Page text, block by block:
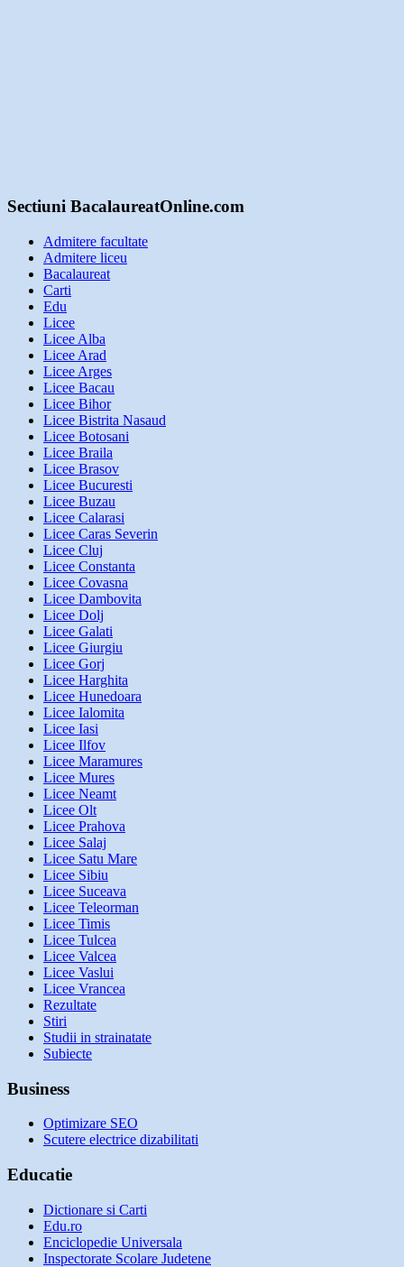
Sectiuni BacalaureatOnline.com
Admitere facultate
Admitere liceu
Bacalaureat
Carti
Edu
Licee
Licee Alba
Licee Arad
Licee Arges
Licee Bacau
Licee Bihor
Licee Bistrita Nasaud
Licee Botosani
Licee Braila
Licee Brasov
Licee Bucuresti
Licee Buzau
Licee Calarasi
Licee Caras Severin
Licee Cluj
Licee Constanta
Licee Covasna
Licee Dambovita
Licee Dolj
Licee Galati
Licee Giurgiu
Licee Gorj
Licee Harghita
Licee Hunedoara
Licee Ialomita
Licee Iasi
Licee Ilfov
Licee Maramures
Licee Mures
Licee Neamt
Licee Olt
Licee Prahova
Licee Salaj
Licee Satu Mare
Licee Sibiu
Licee Suceava
Licee Teleorman
Licee Timis
Licee Tulcea
Licee Valcea
Licee Vaslui
Licee Vrancea
Rezultate
Stiri
Studii in strainatate
Subiecte
Business
Optimizare SEO
Scutere electrice dizabilitati
Educatie
Dictionare si Carti
Edu.ro
Enciclopedie Universala
Inspectorate Scolare Judetene